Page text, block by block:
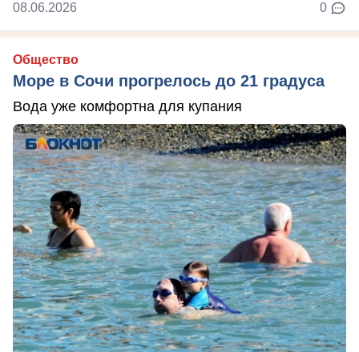
08.06.2026 0
Общество
Море в Сочи прогрелось до 21 градуса
Вода уже комфортна для купания